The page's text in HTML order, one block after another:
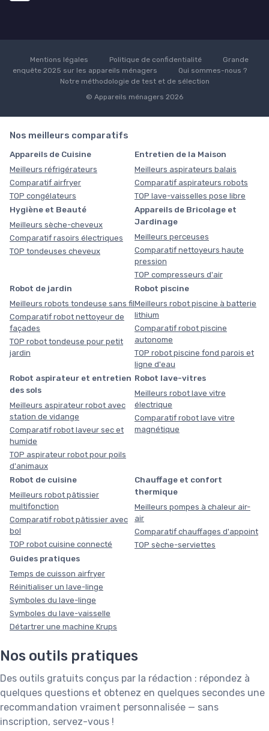
Mentions légales Politique de confidentialité
Grande
enquête 2025 sur les appareils ménagers
Qui sommes-nous ?
Notre méthodologie de test et de sélection
© Appareils ménagers 2026
Nos meilleurs comparatifs
Appareils de Cuisine
Meilleurs réfrigérateurs
Comparatif airfryer
TOP congélateurs
Entretien de la Maison
Meilleurs aspirateurs balais
Comparatif aspirateurs robots
TOP lave-vaisselles pose libre
Hygiène et Beauté
Meilleurs sèche-cheveux
Comparatif rasoirs électriques
TOP tondeuses cheveux
Appareils de Bricolage et
Jardinage
Meilleurs perceuses
Comparatif nettoyeurs haute
pression
TOP compresseurs d'air
Robot de jardin
Meilleurs robots tondeuse sans fil
Comparatif robot nettoyeur de
façades
TOP robot tondeuse pour petit
jardin
Robot piscine
Meilleurs robot piscine à batterie
lithium
Comparatif robot piscine
autonome
TOP robot piscine fond parois et
ligne d'eau
Robot aspirateur et entretien
des sols
Meilleurs aspirateur robot avec
station de vidange
Comparatif robot laveur sec et
humide
TOP aspirateur robot pour poils
d'animaux
Robot lave-vitres
Meilleurs robot lave vitre
électrique
Comparatif robot lave vitre
magnétique
Robot de cuisine
Meilleurs robot pâtissier
multifonction
Comparatif robot pâtissier avec
bol
TOP robot cuisine connecté
Chauffage et confort
thermique
Meilleurs pompes à chaleur air-
air
Comparatif chauffages d'appoint
TOP sèche-serviettes
Guides pratiques
Temps de cuisson airfryer
Réinitialiser un lave-linge
Symboles du lave-linge
Symboles du lave-vaisselle
Détartrer une machine Krups
Nos outils pratiques
Des outils gratuits conçus par la rédaction : répondez à
quelques questions et obtenez en quelques secondes une
recommandation vraiment personnalisée — sans
inscription, servez-vous !